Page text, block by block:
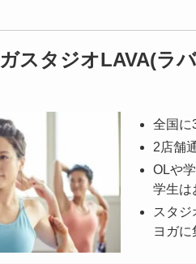
スタジオLAVA(ラ
全国に
2店舗
OLや
学生は
スタジ
ヨガに